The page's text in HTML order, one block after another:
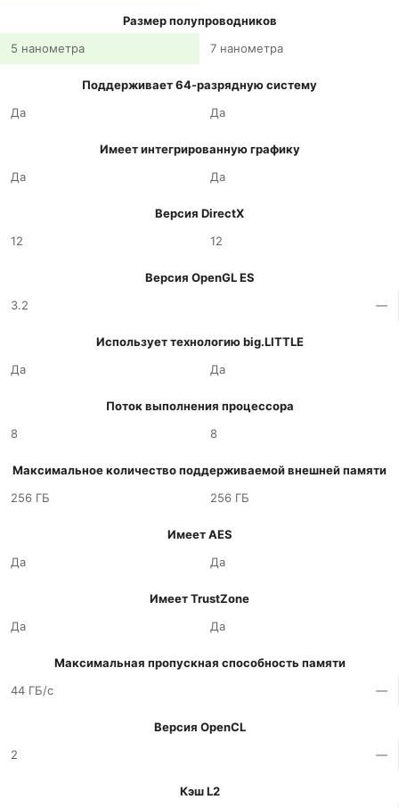
Размер полупроводников
5 нанометра
7 нанометра
Поддерживает 64-разрядную систему
Да
Да
Имеет интегрированную графику
Да
Да
Версия DirectX
12
12
Версия OpenGL ES
3.2
—
Использует технологию big.LITTLE
Да
Да
Поток выполнения процессора
8
8
Максимальное количество поддерживаемой внешней памяти
256 ГБ
256 ГБ
Имеет AES
Да
Да
Имеет TrustZone
Да
Да
Максимальная пропускная способность памяти
44 ГБ/с
—
Версия OpenCL
2
—
Кэш L2